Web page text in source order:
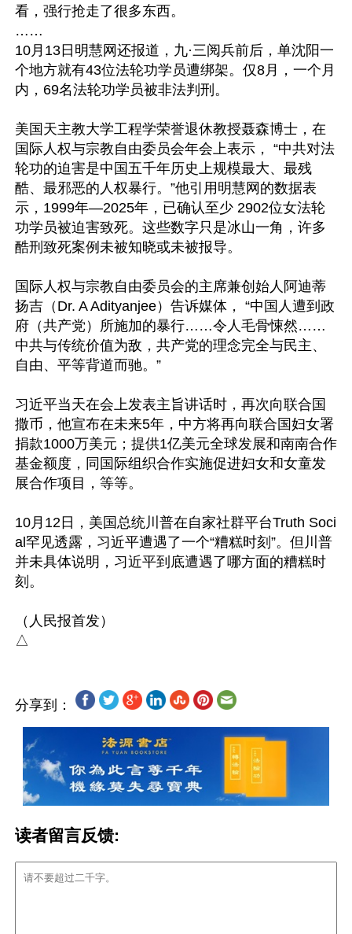
看，强行抢走了很多东西。
……
10月13日明慧网还报道，九·三阅兵前后，单沈阳一
个地方就有43位法轮功学员遭绑架。仅8月，一个月
内，69名法轮功学员被非法判刑。
美国天主教大学工程学荣誉退休教授聂森博士，在
国际人权与宗教自由委员会年会上表示， “中共对法
轮功的迫害是中国五千年历史上规模最大、最残
酷、最邪恶的人权暴行。”他引用明慧网的数据表
示，1999年—2025年，已确认至少 2902位女法轮
功学员被迫害致死。这些数字只是冰山一角，许多
酷刑致死案例未被知晓或未被报导。
国际人权与宗教自由委员会的主席兼创始人阿迪蒂
扬吉（Dr. A Adityanjee）告诉媒体， “中国人遭到政
府（共产党）所施加的暴行……令人毛骨悚然……
中共与传统价值为敌，共产党的理念完全与民主、
自由、平等背道而驰。”
习近平当天在会上发表主旨讲话时，再次向联合国
撒币，他宣布在未来5年，中方将再向联合国妇女署
捐款1000万美元；提供1亿美元全球发展和南南合作
基金额度，同国际组织合作实施促进妇女和女童发
展合作项目，等等。
10月12日，美国总统川普在自家社群平台Truth Soci
al罕见透露，习近平遭遇了一个“糟糕时刻”。但川普
并未具体说明，习近平到底遭遇了哪方面的糟糕时
刻。
（人民报首发）
分享到：
读者留言反馈: